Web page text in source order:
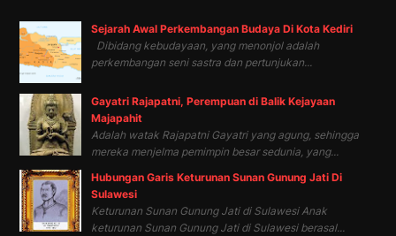
Sejarah Awal Perkembangan Budaya Di Kota Kediri
Dibidang kebudayaan, yang menonjol adalah
perkembangan seni sastra dan pertunjukan...
Gayatri Rajapatni, Perempuan di Balik Kejayaan
Majapahit
Adalah watak Rajapatni Gayatri yang agung, sehingga
mereka menjelma pemimpin besar sedunia, yang...
Hubungan Garis Keturunan Sunan Gunung Jati Di
Sulawesi
Keturunan Sunan Gunung Jati di Sulawesi Anak
keturunan Sunan Gunung Jati di Sulawesi berasal...